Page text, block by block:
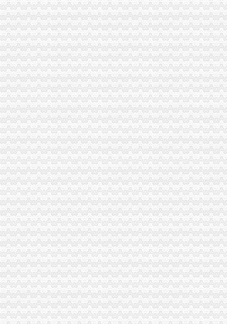
市一般纳税人怎么交税委组织部充分肯定市局大规模干部教育培训工作
南岸局一般纳税人注册流程开发商标分类监管平台系统全面提升商标监管水平
农民朋友送锦旗感谢南岸局一般纳税人公司注册为其挽回13万元购车损失
潼南局双江所通过市代办一般纳税人级精文明单位复评